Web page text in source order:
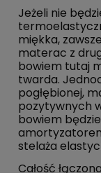
Jeżeli nie
miękka,
materac z
bowiem tutaj
twarda.
pogłębionej,
pozytywnych
bowiem
stelaża
Całość